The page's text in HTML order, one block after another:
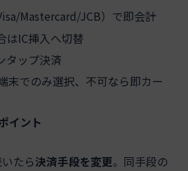
Mastercard/JCB）で即会計
はIC挿入へ切替
タップ決済
末でのみ選択、不可なら即カー
イント
たら決済手段を変更。同手段の